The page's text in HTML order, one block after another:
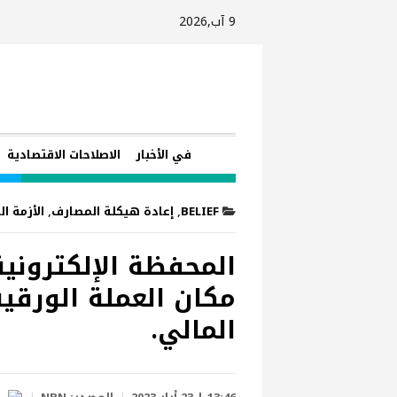
9 آب,2026
في الأخبار الاصلاحات الاقتصادية
BELIEF
,إعادة هيكلة المصارف, الأزمة
المحفظة
مكان العملة
المالي.